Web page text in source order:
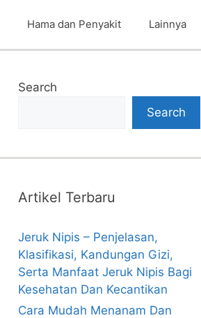
Hama dan Penyakit Lainnya
Search
Search
Artikel Terbaru
Jeruk Nipis – Penjelasan,
Klasifikasi, Kandungan Gizi,
Serta Manfaat Jeruk Nipis Bagi
Kesehatan Dan Kecantikan
Cara Mudah Menanam Dan